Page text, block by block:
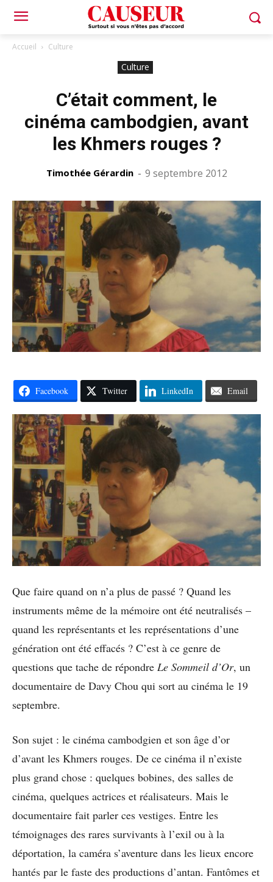
Accueil Culture
Culture
C’était comment, le
cinéma cambodgien, avant
les Khmers rouges ?
Timothée Gérardin - 9 septembre 2012
Facebook Twitter LinkedIn Email
Que faire quand on n’a plus de passé ? Quand les
instruments même de la mémoire ont été neutralisés –
quand les représentants et les représentations d’une
génération ont été effacés ? C’est à ce genre de
questions que tache de répondre Le Sommeil d’Or, un
documentaire de Davy Chou qui sort au cinéma le 19
septembre.
Son sujet : le cinéma cambodgien et son âge d’or
d’avant les Khmers rouges. De ce cinéma il n’existe
plus grand chose : quelques bobines, des salles de
cinéma, quelques actrices et réalisateurs. Mais le
documentaire fait parler ces vestiges. Entre les
témoignages des rares survivants à l’exil ou à la
déportation, la caméra s’aventure dans les lieux encore
hantés par le faste des productions d’antan. Fantômes et